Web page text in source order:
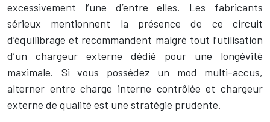
excessivement l’une d’entre elles. Les fabricants
sérieux mentionnent la présence de ce circuit
d’équilibrage et recommandent malgré tout l’utilisation
d’un chargeur externe dédié pour une longévité
maximale. Si vous possédez un mod multi-accus,
alterner entre charge interne contrôlée et chargeur
externe de qualité est une stratégie prudente.